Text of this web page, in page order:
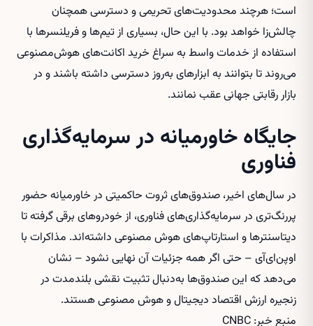
است؛ هرچند محدودیت‌های تحریمی و دسترسی همچنان
چالش‌زا خواهد بود. با این حال، بسیاری از تیم‌ها و فریلنسرها با
استفاده از خدمات واسط به سراغ خرید اکانت‌های هوش‌مصنوعی
می‌روند تا بتوانند به ابزارهای به‌روز دسترسی داشته باشند و در
بازار رقابتی جهانی عقب نمانند.
جایگاه خاورمیانه در سرمایه‌گذاری
فناوری
در سال‌های اخیر، صندوق‌های ثروت حاکمیتی در خاورمیانه حضور
پررنگ‌تری در سرمایه‌گذاری‌های فناوری، از خودروهای برقی گرفته تا
دیتاسنترها و استارتاپ‌های هوش مصنوعی داشته‌اند. مذاکرات با
اوپن‌ای‌آی – حتی اگر همه جزئیات آن نهایی نشود – نشان
می‌دهد که این صندوق‌ها به‌دنبال تثبیت نقشی بلندمدت در
زنجیره ارزش اقتصاد دیجیتال و هوش مصنوعی هستند.
منبع خبر: CNBC